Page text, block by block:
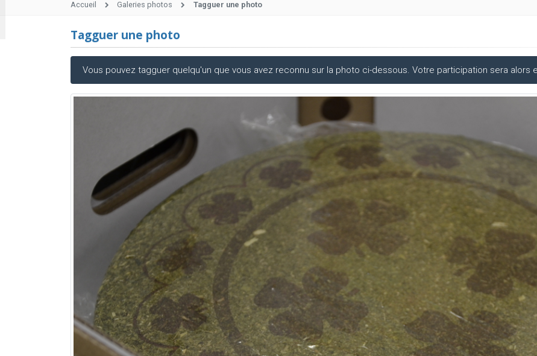
Accueil Galeries photos Tagguer une photo
Tagguer une photo
Vous pouvez tagguer quelqu'un que vous avez reconnu sur la photo ci-dessous. Votre participation sera alors